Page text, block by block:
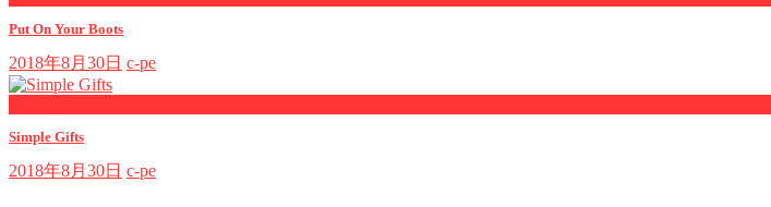
Put On Your Boots
2018年8月30日 c-pe
Simple Gifts
2018年8月30日 c-pe